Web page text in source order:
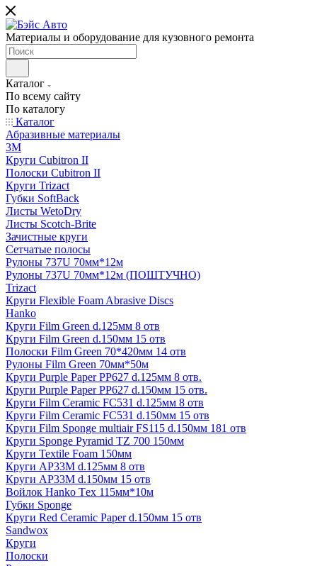
Материалы и оборудование для кузовного ремонта
Каталог
По всему сайту
По каталогу
Каталог
Абразивные материалы
3M
Круги Cubitron II
Полоски Cubitron II
Круги Trizact
Губки SoftBack
Листы WetoDry
Листы Scotch-Brite
Зачистные круги
Сетчатые полосы
Рулоны 737U 70мм*12м
Рулоны 737U 70мм*12м (ПОШТУЧНО)
Trizact
Круги Flexible Foam Abrasive Discs
Hanko
Круги Film Green d.125мм 8 отв
Круги Film Green d.150мм 15 отв
Полоски Film Green 70*420мм 14 отв
Рулоны Film Green 70мм*50м
Круги Purple Paper PP627 d.125мм 8 отв.
Круги Purple Paper PP627 d.150мм 15 отв.
Круги Film Ceramic FC531 d.125мм 8 отв
Круги Film Ceramic FC531 d.150мм 15 отв
Круги Film Sponge multiair FS115 d.150мм 181 отв
Круги Sponge Pyramid TZ 700 150мм
Круги Textile Foam 150мм
Круги AP33M d.125мм 8 отв
Круги AP33M d.150мм 15 отв
Войлок Hanko Tех 115мм*10м
Губки Sponge
Круги Red Ceramic Paper d.150мм 15 отв
Sandwox
Круги
Полоски